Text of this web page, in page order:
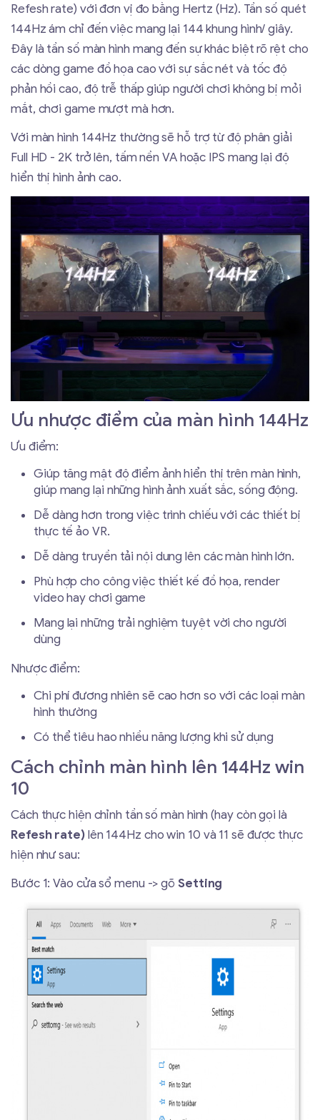
Refesh rate) với đơn vị đo bằng Hertz (Hz). Tần số quét
144Hz ám chỉ đến việc mang lại 144 khung hình/ giây.
Đây là tần số màn hình mang đến sự khác biệt rõ rệt cho
các dòng game đồ họa cao với sự sắc nét và tốc độ
phản hồi cao, độ trễ thấp giúp người chơi không bị mỏi
mắt, chơi game mượt mà hơn.
Với màn hình 144Hz thường sẽ hỗ trợ từ độ phân giải
Full HD - 2K trở lên, tấm nền VA hoặc IPS mang lại độ
hiển thị hình ảnh cao.
Ưu nhược điểm của màn hình 144Hz
Ưu điểm:
Giúp tăng mật độ điểm ảnh hiển thị trên màn hình,
giúp mang lại những hình ảnh xuất sắc, sống động.
Dễ dàng hơn trong việc trình chiếu với các thiết bị
thực tế ảo VR.
Dễ dàng truyền tải nội dung lên các màn hình lớn.
Phù hợp cho công việc thiết kế đồ họa, render
video hay chơi game
Mang lại những trải nghiệm tuyệt vời cho người
dùng
Nhược điểm:
Chi phí đương nhiên sẽ cao hơn so với các loại màn
hình thường
Có thể tiêu hao nhiều năng lượng khi sử dụng
Cách chỉnh màn hình lên 144Hz win
10
Cách thực hiện chỉnh tần số màn hình (hay còn gọi là
Refesh rate)lên 144Hz cho win 10 và 11 sẽ được thực
hiện như sau:
Bước 1: Vào cửa sổ menu -> gõ Setting